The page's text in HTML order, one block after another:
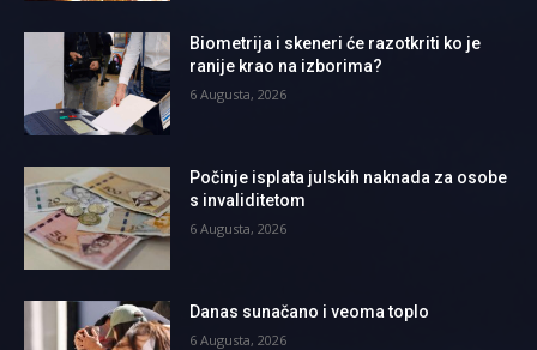
Biometrija i skeneri će razotkriti ko je
ranije krao na izborima?
6 Augusta, 2026
Počinje isplata julskih naknada za osobe
s invaliditetom
6 Augusta, 2026
Danas sunačano i veoma toplo
6 Augusta, 2026